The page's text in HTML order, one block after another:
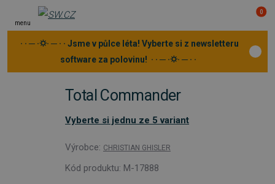
menu
0
· · ─ ·⛭· ─ · · Jsme v půlce léta! Vyberte si z newsletteru
software za polovinu! · · ─ ·⛭· ─ · ·
Total Commander
Vyberte si jednu ze 5 variant
Výrobce: CHRISTIAN GHISLER
Kód produktu: M-17888